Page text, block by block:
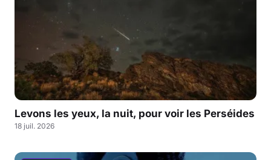
Levons les yeux, la nuit, pour voir les Perséides
18 juil. 2026